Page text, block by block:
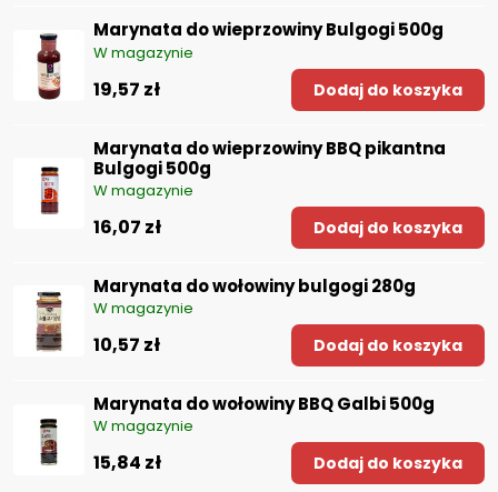
Marynata do wieprzowiny Bulgogi 500g
W magazynie
19,57 zł Dodaj do koszyka
Marynata do wieprzowiny BBQ pikantna
Bulgogi 500g
W magazynie
16,07 zł Dodaj do koszyka
Marynata do wołowiny bulgogi 280g
W magazynie
10,57 zł Dodaj do koszyka
Marynata do wołowiny BBQ Galbi 500g
W magazynie
15,84 zł Dodaj do koszyka